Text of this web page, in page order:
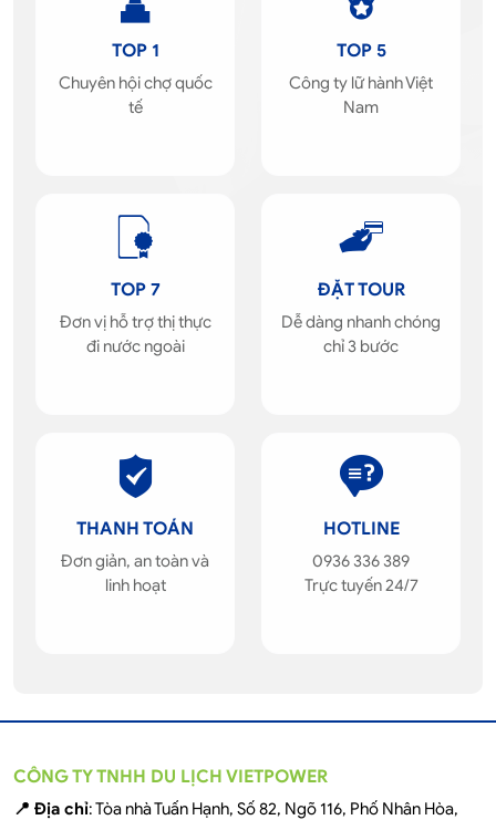
TOP 1
Chuyên hội chợ quốc
tế
TOP 5
Công ty lữ hành Việt
Nam
TOP 7
Đơn vị hỗ trợ thị thực
đi nước ngoài
ĐẶT TOUR
Dễ dàng nhanh chóng
chỉ 3 bước
THANH TOÁN
Đơn giản, an toàn và
linh hoạt
HOTLINE
0936 336 389
Trực tuyến 24/7
CÔNG TY TNHH DU LỊCH VIETPOWER
📍 Địa chỉ: Tòa nhà Tuấn Hạnh, Số 82, Ngõ 116, Phố Nhân Hòa,